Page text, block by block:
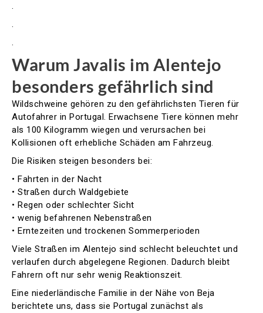
.
.
.
Warum Javalis im Alentejo
besonders gefährlich sind
Wildschweine gehören zu den gefährlichsten Tieren für
Autofahrer in Portugal. Erwachsene Tiere können mehr
als 100 Kilogramm wiegen und verursachen bei
Kollisionen oft erhebliche Schäden am Fahrzeug.
Die Risiken steigen besonders bei:
• Fahrten in der Nacht
• Straßen durch Waldgebiete
• Regen oder schlechter Sicht
• wenig befahrenen Nebenstraßen
• Erntezeiten und trockenen Sommerperioden
Viele Straßen im Alentejo sind schlecht beleuchtet und
verlaufen durch abgelegene Regionen. Dadurch bleibt
Fahrern oft nur sehr wenig Reaktionszeit.
Eine niederländische Familie in der Nähe von Beja
berichtete uns, dass sie Portugal zunächst als